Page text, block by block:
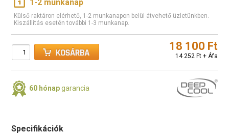
1-2 munkanap
Külső raktáron elérhető, 1-2 munkanapon belül átvehető üzletünkben.
Kiszállítás esetén további 1-3 munkanap.
18 100 Ft
14 252 Ft + Áfa
60 hónapgarancia
Specifikációk